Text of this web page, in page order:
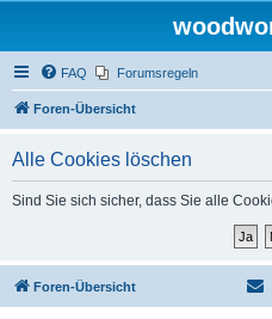
FAQ Forumsregeln
Foren-Übersicht
Alle Cookies löschen
Sind Sie sich sicher, dass Sie alle
Foren-Übersicht